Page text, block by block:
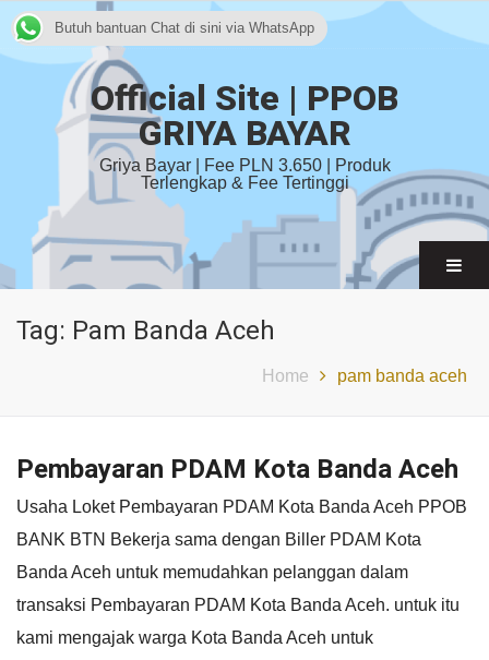
Official Site | PPOB
GRIYA BAYAR
Griya Bayar | Fee PLN 3.650 | Produk
Terlengkap & Fee Tertinggi
Tag: Pam Banda Aceh
Home pam banda aceh
Pembayaran PDAM Kota Banda Aceh
Usaha Loket Pembayaran PDAM Kota Banda Aceh PPOB
BANK BTN Bekerja sama dengan Biller PDAM Kota
Banda Aceh untuk memudahkan pelanggan dalam
transaksi Pembayaran PDAM Kota Banda Aceh. untuk itu
kami mengajak warga Kota Banda Aceh untuk
Butuh bantuan Chat di sini via WhatsApp